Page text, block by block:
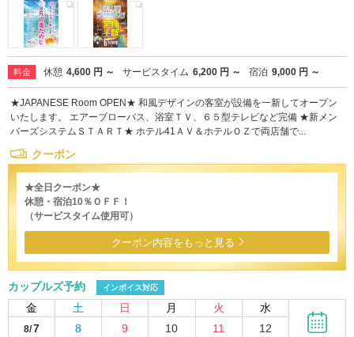
料金 休憩 4,600 円 ～ サービスタイム 6,200 円 ～ 宿泊 9,000 円 ～
★JAPANESE Room OPEN★ 和風デザインの客室が設備を一新してオープン
いたします。 エアーブローバス、浴室ＴＶ、６５型テレビなど完備 ★新メン
バーズシステムＳＴＡＲＴ★ ホテル41ＡＶ＆ホテルＯＺで両店舗で...
クーポン
★全日クーポン★
休憩・宿泊10％ＯＦＦ！
（サービスタイム使用可）
クーポン内容をもっと見る
カップルズ予約 インボイス対応
金 土 日 月 火 水
8/7
8 9 10 11 12